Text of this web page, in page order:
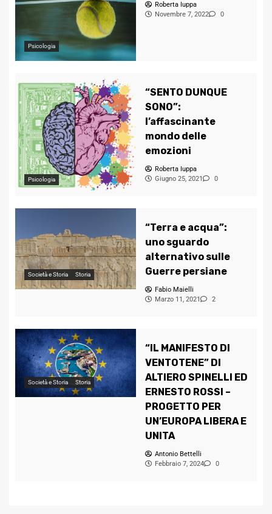
Psicologia
Roberta Iuppa
Novembre 7, 2022
0
Psicologia
“SENTO DUNQUE
SONO”:
l’affascinante
mondo delle
emozioni
Roberta Iuppa
Giugno 25, 2021
0
Società e Storia Storia
“Terra e acqua”:
uno sguardo
alternativo sulle
Guerre persiane
Fabio Maielli
Marzo 11, 2021
2
Società e Storia Storia
“IL MANIFESTO DI
VENTOTENE” DI
ALTIERO SPINELLI ED
ERNESTO ROSSI –
PROGETTO PER
UN’EUROPA LIBERA E
UNITA
Antonio Bettelli
Febbraio 7, 2024
0